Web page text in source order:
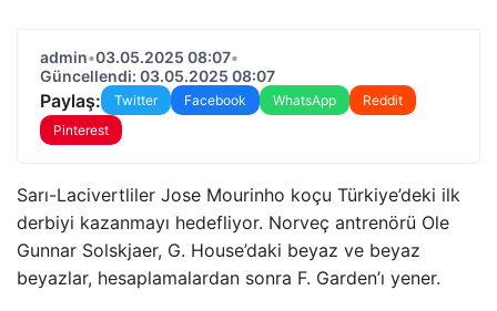
admin•03.05.2025 08:07•
Güncellendi: 03.05.2025 08:07
Paylaş: Twitter Facebook WhatsApp
Reddit
Pinterest
Sarı-Lacivertliler Jose Mourinho koçu Türkiye’deki ilk
derbiyi kazanmayı hedefliyor. Norveç antrenörü Ole
Gunnar Solskjaer, G. House’daki beyaz ve beyaz
beyazlar, hesaplamalardan sonra F. Garden’ı yener.